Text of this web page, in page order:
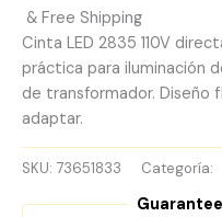
& Free Shipping
Cinta LED 2835 110V
práctica para iluminación
de transformador. Diseño
adaptar.
SKU: 73651833 Categoría: